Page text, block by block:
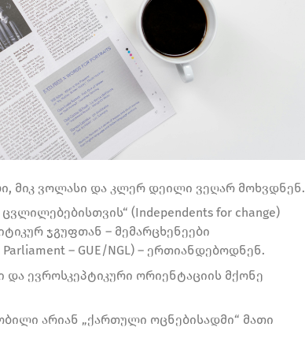
მიკ ვოლასი და კლერ დეილი ვეღარ მოხვდნენ.
(Independents for change)
ჯგუფთან – მემარცხენეები
– GUE/NGL) – ერთიანდებოდნენ.
ევროსკეპტიკური ორიენტაციის მქონე
არიან „ქართული ოცნებისადმი“ მათი